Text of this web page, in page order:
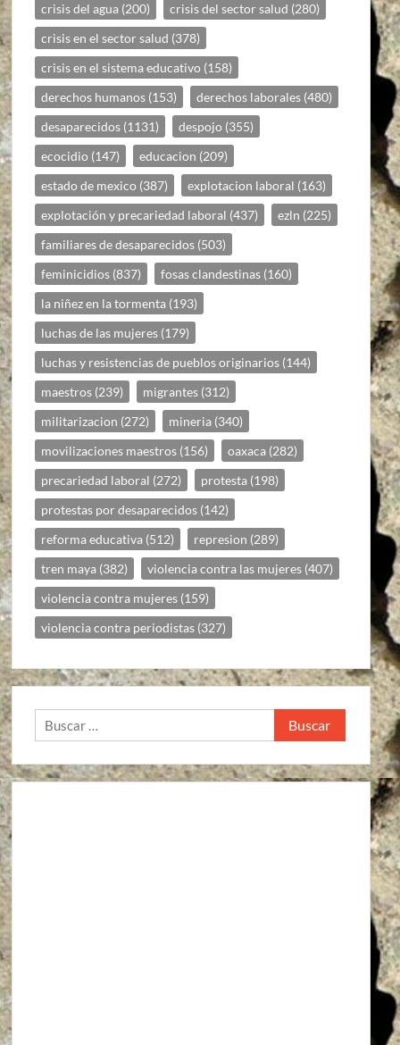
crisis del agua (200) crisis del sector salud (280)
crisis en el sector salud (378)
crisis en el sistema educativo (158)
derechos humanos (153) derechos laborales (480)
desaparecidos (1131) despojo (355)
ecocidio (147) educacion (209)
estado de mexico (387) explotacion laboral (163)
explotación y precariedad laboral (437) ezln (225)
familiares de desaparecidos (503)
feminicidios (837) fosas clandestinas (160)
la niñez en la tormenta (193)
luchas de las mujeres (179)
luchas y resistencias de pueblos originarios (144)
maestros (239) migrantes (312)
militarizacion (272) mineria (340)
movilizaciones maestros (156) oaxaca (282)
precariedad laboral (272) protesta (198)
protestas por desaparecidos (142)
reforma educativa (512) represion (289)
tren maya (382) violencia contra las mujeres (407)
violencia contra mujeres (159)
violencia contra periodistas (327)
Buscar: